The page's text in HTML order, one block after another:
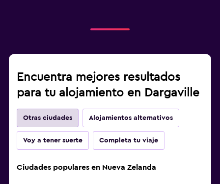
Encuentra mejores resultados
para tu alojamiento en Dargaville
Otras ciudades Alojamientos alternativos
Voy a tener suerte Completa tu viaje
Ciudades populares en Nueva Zelanda